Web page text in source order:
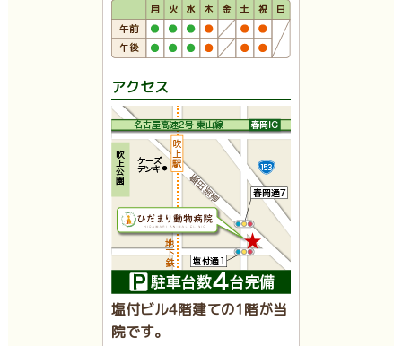
アクセス
塩付ビル4階建ての1階が当
院です。